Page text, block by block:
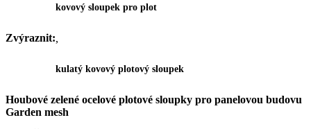
Zvýraznit:
kovový sloupek pro plot
,
kulatý kovový plotový sloupek
Houbové zelené ocelové plotové sloupky pro panelovou budovu
Garden mesh